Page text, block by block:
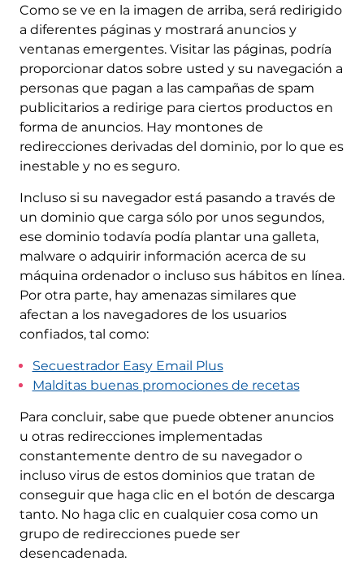
Como se ve en la imagen de arriba, será redirigido
a diferentes páginas y mostrará anuncios y
ventanas emergentes. Visitar las páginas, podría
proporcionar datos sobre usted y su navegación a
personas que pagan a las campañas de spam
publicitarios a redirige para ciertos productos en
forma de anuncios. Hay montones de
redirecciones derivadas del dominio, por lo que es
inestable y no es seguro.
Incluso si su navegador está pasando a través de
un dominio que carga sólo por unos segundos,
ese dominio todavía podía plantar una galleta,
malware o adquirir información acerca de su
máquina ordenador o incluso sus hábitos en línea.
Por otra parte, hay amenazas similares que
afectan a los navegadores de los usuarios
confiados, tal como:
Secuestrador Easy Email Plus
Malditas buenas promociones de recetas
Para concluir, sabe que puede obtener anuncios
u otras redirecciones implementadas
constantemente dentro de su navegador o
incluso virus de estos dominios que tratan de
conseguir que haga clic en el botón de descarga
tanto. No haga clic en cualquier cosa como un
grupo de redirecciones puede ser
desencadenada.